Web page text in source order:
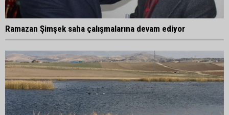
Ramazan Şimşek saha çalışmalarına devam ediyor